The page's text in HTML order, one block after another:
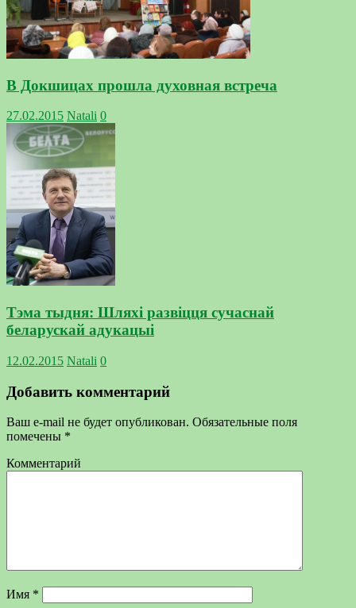
В Докшицах прошла духовная встреча
27.02.2015 Natali 0
Тэма тыдня: Шляхі развіцця сучаснай
беларускай адукацыі
12.02.2015 Natali 0
Добавить комментарий
Ваш e-mail не будет опубликован. Обязательные поля
помечены *
Комментарий
Имя *